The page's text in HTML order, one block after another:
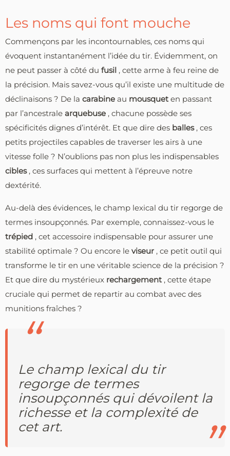
Les noms qui font mouche
Commençons par les incontournables, ces noms qui
évoquent instantanément l’idée du tir. Évidemment, on
ne peut passer à côté du fusil , cette arme à feu reine de
la précision. Mais savez-vous qu’il existe une multitude de
déclinaisons ? De la carabine au mousquet en passant
par l’ancestrale arquebuse , chacune possède ses
spécificités dignes d’intérêt. Et que dire des balles , ces
petits projectiles capables de traverser les airs à une
vitesse folle ? N’oublions pas non plus les indispensables
cibles , ces surfaces qui mettent à l’épreuve notre
dextérité.
Au-delà des évidences, le champ lexical du tir regorge de
termes insoupçonnés. Par exemple, connaissez-vous le
trépied , cet accessoire indispensable pour assurer une
stabilité optimale ? Ou encore le viseur , ce petit outil qui
transforme le tir en une véritable science de la précision ?
Et que dire du mystérieux rechargement , cette étape
cruciale qui permet de repartir au combat avec des
munitions fraîches ?
Le champ lexical du tir
regorge de termes
insoupçonnés qui dévoilent la
richesse et la complexité de
cet art.